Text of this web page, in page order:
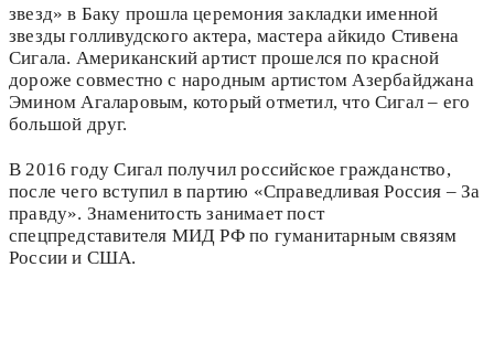
звезд» в Баку прошла церемония закладки именной
звезды голливудского актера, мастера айкидо Стивена
Сигала. Американский артист прошелся по красной
дороже совместно с народным артистом Азербайджана
Эмином Агаларовым, который отметил, что Сигал – его
большой друг.
В 2016 году Сигал получил российское гражданство,
после чего вступил в партию «Справедливая Россия – За
правду». Знаменитость занимает пост
спецпредставителя МИД РФ по гуманитарным связям
России и США.